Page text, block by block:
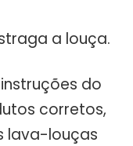
a louça.
do
corretos,
lava-louças